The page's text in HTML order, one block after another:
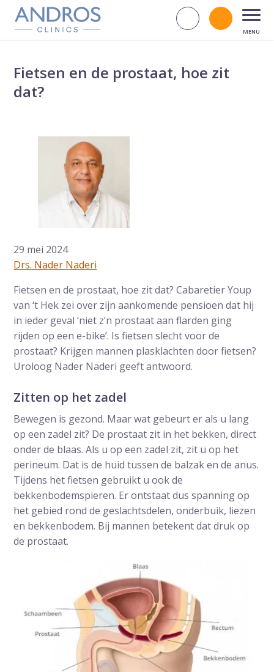
Navigatie overslaan
Zoek op
Bel
Fietsen en de prostaat, hoe zit
dat?
29 mei 2024
Drs. Nader Naderi
Fietsen en de prostaat, hoe zit dat? Cabaretier Youp
van ‘t Hek zei over zijn aankomende pensioen dat hij
in ieder geval ‘niet z’n prostaat aan flarden ging
rijden op een e-bike’. Is fietsen slecht voor de
prostaat? Krijgen mannen plasklachten door fietsen?
Uroloog Nader Naderi geeft antwoord.
Zitten op het zadel
Bewegen is gezond. Maar wat gebeurt er als u lang
op een zadel zit? De prostaat zit in het bekken, direct
onder de blaas. Als u op een zadel zit, zit u op het
perineum. Dat is de huid tussen de balzak en de anus.
Tijdens het fietsen gebruikt u ook de
bekkenbodemspieren. Er ontstaat dus spanning op
het gebied rond de geslachtsdelen, onderbuik, liezen
en bekkenbodem. Bij mannen betekent dat druk op
de prostaat.